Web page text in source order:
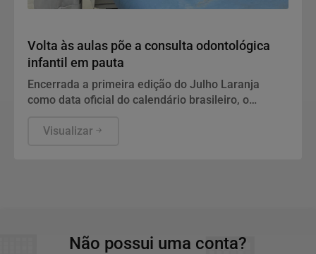
Volta às aulas põe a consulta odontológica
infantil em pauta
Encerrada a primeira edição do Julho Laranja
como data oficial do calendário brasileiro, o
a avaliação com o odontopediatra e para a
Visualizar
Não possui uma conta?